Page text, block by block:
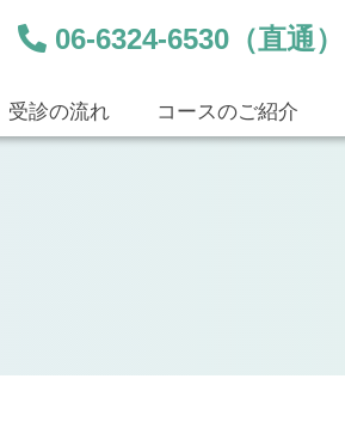
受診の流れ コースのご紹介
06-6324-6530（直通）